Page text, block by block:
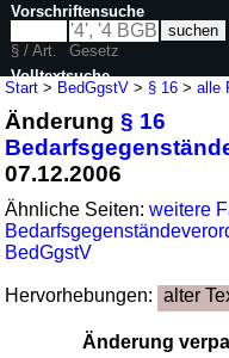
Start > BedGgstV > § 16 >alle
Änderung§ 16
07.12.2006
Ähnliche Seiten:weitere
BedGgstV
Hervorhebungen: alter
Änderung
Vorschriftensuche
§ / Art.
Gesetz
Volltextsuche
nur in BedGgstV